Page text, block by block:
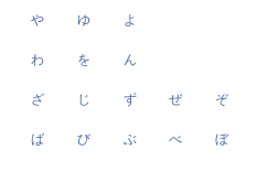
や ゆ よ
わ を ん
ざ じ ず ぜ ぞ
ば び ぶ べ ぼ